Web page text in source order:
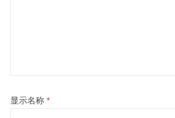
显示名称 *